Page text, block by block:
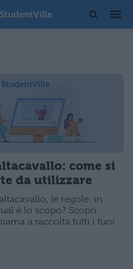
come si
da utilizzare
le regole: in
è lo scopo? Scopri
a raccolta tutti i tuoi